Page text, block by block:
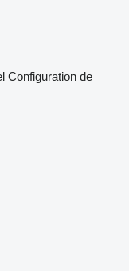
Configuration de